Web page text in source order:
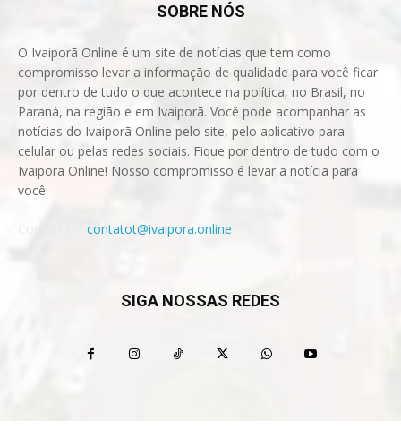
SOBRE NÓS
O Ivaiporã Online é um site de notícias que tem como
compromisso levar a informação de qualidade para você ficar
por dentro de tudo o que acontece na política, no Brasil, no
Paraná, na região e em Ivaiporã. Você pode acompanhar as
notícias do Ivaiporã Online pelo site, pelo aplicativo para
celular ou pelas redes sociais. Fique por dentro de tudo com o
Ivaiporã Online! Nosso compromisso é levar a notícia para
você.
contatot@ivaipora.online
SIGA NOSSAS REDES